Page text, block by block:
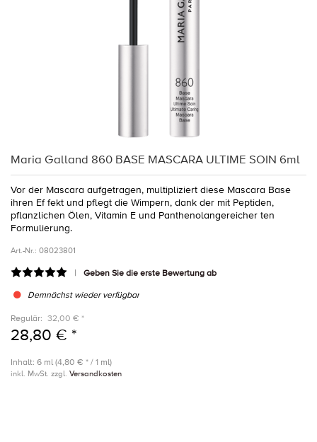
Maria Galland 860 BASE MASCARA ULTIME SOIN 6ml
Vor der Mascara aufgetragen, multipliziert diese Mascara Base
ihren Ef fekt und pflegt die Wimpern, dank der mit Peptiden,
pflanzlichen Ölen, Vitamin E und Panthenolangereicher ten
Formulierung.
Art.-Nr.: 08023801
Geben Sie die erste Bewertung ab
Demnächst wieder verfügbar
Regulär: 32,00 € *
28,80 € *
Inhalt: 6 ml (4,80 € * / 1 ml)
inkl. MwSt. zzgl. Versandkosten